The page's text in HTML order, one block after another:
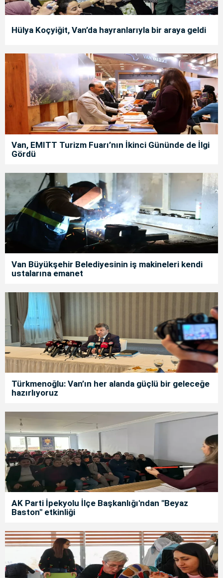
Hülya Koçyiğit, Van’da hayranlarıyla bir araya geldi
Van, EMITT Turizm Fuarı’nın İkinci Gününde de İlgi
Gördü
Van Büyükşehir Belediyesinin iş makineleri kendi
ustalarına emanet
Türkmenoğlu: Van’ın her alanda güçlü bir geleceğe
hazırlıyoruz
AK Parti İpekyolu İlçe Başkanlığı'ndan "Beyaz
Baston" etkinliği